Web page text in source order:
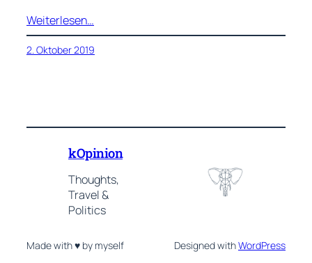
Weiterlesen…
2. Oktober 2019
kOpinion
Thoughts,
Travel &
Politics
Made with ♥ by myself Designed withWordPress